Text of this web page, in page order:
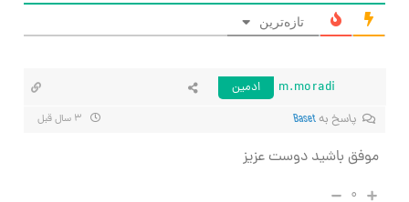
تازه‌ترین
m.moradi
ادمین
پاسخ بهBaset
موفق باشید دوست عزیز
۰